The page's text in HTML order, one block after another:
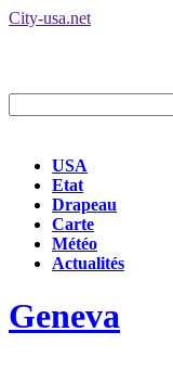
City-usa.net
USA
Etat
Drapeau
Carte
Météo
Actualités
Geneva